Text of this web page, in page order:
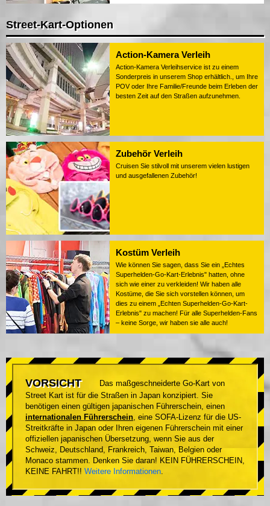
Street-Kart-Optionen
Action-Kamera Verleih
Action-Kamera Verleihservice ist zu einem
Sonderpreis in unserem Shop erhältlich., um Ihre
POV oder Ihre Familie/Freunde beim Erleben der
besten Zeit auf den Straßen aufzunehmen.
Zubehör Verleih
Cruisen Sie stilvoll mit unserem vielen lustigen
und ausgefallenen Zubehör!
Kostüm Verleih
Wie können Sie sagen, dass Sie ein „Echtes
Superhelden-Go-Kart-Erlebnis" hatten, ohne
sich wie einer zu verkleiden! Wir haben alle
Kostüme, die Sie sich vorstellen können, um
dies zu einem „Echten Superhelden-Go-Kart-
Erlebnis" zu machen! Für alle Superhelden-Fans
– keine Sorge, wir haben sie alle auch!
VORSICHT
Das maßgeschneiderte Go-Kart von
Street Kart ist für die Straßen in Japan konzipiert. Sie
benötigen einen gültigen japanischen Führerschein, einen
internationalen Führerschein, eine SOFA-Lizenz für die US-
Streitkräfte in Japan oder Ihren eigenen Führerschein mit einer
offiziellen japanischen Übersetzung, wenn Sie aus der
Schweiz, Deutschland, Frankreich, Taiwan, Belgien oder
Monaco stammen. Denken Sie daran! KEIN FÜHRERSCHEIN,
KEINE FAHRT!! Weitere Informationen.